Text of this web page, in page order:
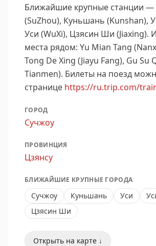
Ближайшие крупные станции —
(SuZhou), Куньшань (Kunshan),
Уси (WuXi), Цзясин Ши (Jiaxing).
места рядом: Yu Mian Tang
Tong De Xing (Jiayu Fang), Gu Su
Tianmen). Билеты на поезд
странице https://ru.trip.com/
ГОРОД
Сучжоу
ПРОВИНЦИЯ
Цзянсу
БЛИЖАЙШИЕ КРУПНЫЕ ГОРОДА
Сучжоу Куньшань Уси
Цзясин Ши
Открыть на карте ↓